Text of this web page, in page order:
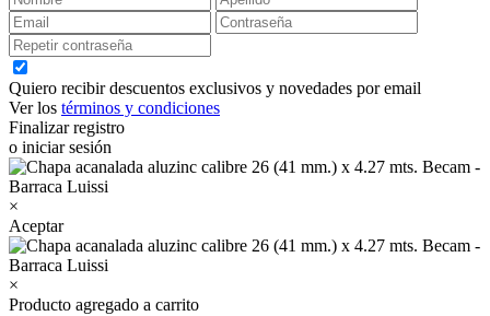
Quiero recibir descuentos exclusivos y novedades por email
Ver los términos y condiciones
Finalizar registro
o iniciar sesión
×
Aceptar
×
Producto agregado a carrito